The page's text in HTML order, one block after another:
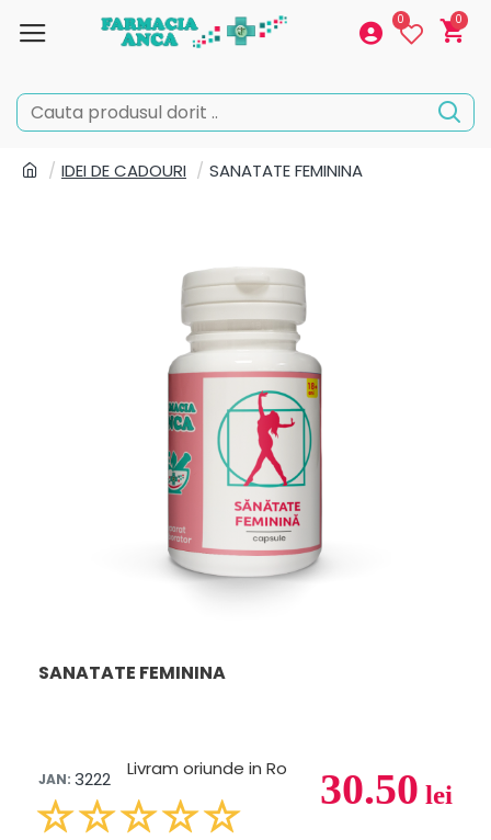
0 0
IDEI DE CADOURI SANATATE FEMININA
SANATATE FEMININA
30.50 lei
JAN: 3222 Livram oriunde in Ro